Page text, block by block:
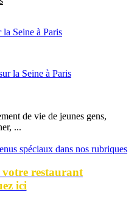
la Seine à Paris
de vie de jeunes gens,
...
spéciaux dans nos rubriques
restaurant
ici